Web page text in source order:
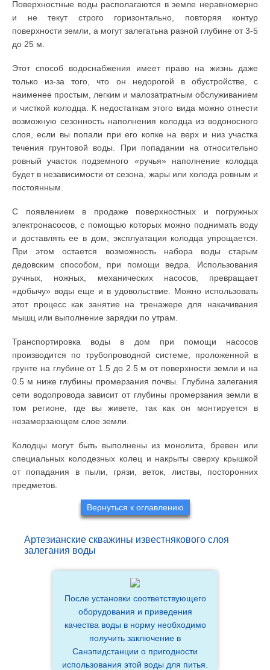
Поверхностные воды располагаются в земле неравномерно
и не текут строго горизонтально, повторяя контур
поверхности земли, а могут залегатьна разной глубине от 3-5
до 25 м.
Этот способ водоснабжения имеет право на жизнь даже
только из-за того, что он недорогой в обустройстве, с
наименее простым, легким и малозатратным обслуживанием
и чисткой колодца. К недостаткам этого вида можно отнести
возможную сезонность наполнения колодца из водоносного
слоя, если вы попали при его копке на верх и низ участка
течения грунтовой воды. При попадании на относительно
ровный участок подземного «ручья» наполнение колодца
будет в независимости от сезона, жары или холода ровным и
постоянным.
С появлением в продаже поверхностных и погружных
электронасосов, с помощью которых можно поднимать воду
и доставлять ее в дом, эксплуатация колодца упрощается.
При этом остается возможность набора воды старым
дедовским способом, при помощи ведра. Использования
ручных, ножных, механических насосов, превращает
«добычу» воды еще и в удовольствие. Можно использовать
этот процесс как занятие на тренажере для накачивания
мышц или выполнение зарядки по утрам.
Транспортировка воды в дом при помощи насосов
производится по трубопроводной системе, проложенной в
грунте на глубине от 1.5 до 2.5 м от поверхности земли и на
0.5 м ниже глубины промерзания почвы. Глубина залегания
сети водопровода зависит от глубины промерзания земли в
том регионе, где вы живете, так как он монтируется в
незамерзающем слое земли.
Колодцы могут быть выполнены из монолита, бревен или
специальных колодезных колец и накрыты сверху крышкой
от попадания в пыли, грязи, веток, листвы, посторонних
предметов.
Вернуться к оглавлению
Артезианские скважины известнякового слоя
залегания воды
После установки соответствующего
оборудования и приведения
качества воды в норму необходимо
получить заключение в
Санэпидстанции о пригодности
использования этой воды для питья.